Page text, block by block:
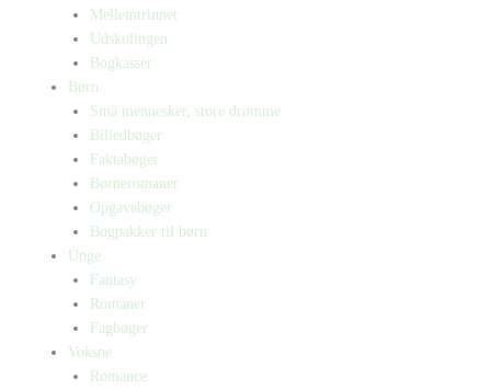
Mellemtrinnet
Udskolingen
Bogkasser
Børn
Små mennesker, store drømme
Billedbøger
Faktabøger
Børneromaner
Opgavebøger
Bogpakker til børn
Unge
Fantasy
Romaner
Fagbøger
Voksne
Romance